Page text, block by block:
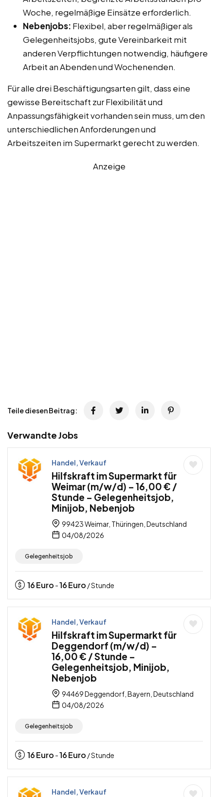
Woche, regelmäßige Einsätze erforderlich.
Nebenjobs: Flexibel, aber regelmäßiger als
Gelegenheitsjobs, gute Vereinbarkeit mit
anderen Verpflichtungen notwendig, häufigere
Arbeit an Abenden und Wochenenden.
Für alle drei Beschäftigungsarten gilt, dass eine
gewisse Bereitschaft zur Flexibilität und
Anpassungsfähigkeit vorhanden sein muss, um den
unterschiedlichen Anforderungen und
Arbeitszeiten im Supermarkt gerecht zu werden.
Anzeige
Teile diesen Beitrag:
Verwandte Jobs
Handel, Verkauf
Hilfskraft im Supermarkt für
Weimar (m/w/d) – 16,00 € /
Stunde – Gelegenheitsjob,
Minijob, Nebenjob
99423 Weimar, Thüringen, Deutschland
04/08/2026
Gelegenheitsjob
16Euro -16Euro / Stunde
Handel, Verkauf
Hilfskraft im Supermarkt für
Deggendorf (m/w/d) –
16,00 € / Stunde –
Gelegenheitsjob, Minijob,
Nebenjob
94469 Deggendorf, Bayern, Deutschland
04/08/2026
Gelegenheitsjob
16Euro -16Euro / Stunde
Handel, Verkauf